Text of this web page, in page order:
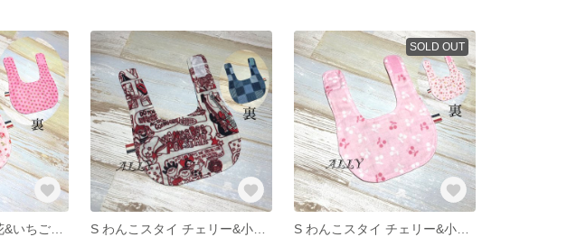
S わんこスタイ 小花&いちご柄 リバーシブル
SOLD OUT